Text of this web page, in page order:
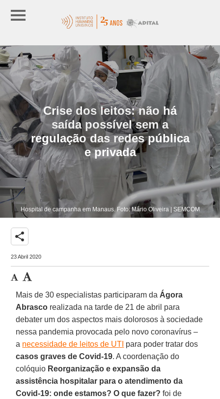
Crise dos leitos: não há
saída possível sem a
regulação das redes pública
e privada
Hospital de campanha em Manaus. Foto: Mário Oliveira | SEMCOM
share
23 Abril 2020
Mais de 30 especialistas participaram da Ágora
Abrasco realizada na tarde de 21 de abril para
debater um dos aspectos mais dolorosos à sociedade
nessa pandemia provocada pelo novo coronavírus –
a necessidade de leitos de UTI para poder tratar dos
casos graves de Covid-19. A coordenação do
colóquio Reorganização e expansão da
assistência hospitalar para o atendimento da
Covid-19: onde estamos? O que fazer? foi de